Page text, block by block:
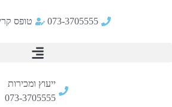
073-3705555 טופס קריאת שירות
ייעוץ ומכירות
073-3705555